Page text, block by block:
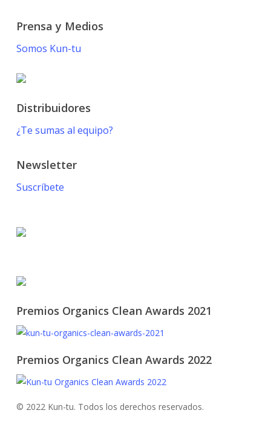
Prensa y Medios
Somos Kun-tu
Distribuidores
¿Te sumas al equipo?
Newsletter
Suscríbete
Premios Organics Clean Awards 2021
Premios Organics Clean Awards 2022
© 2022 Kun-tu. Todos los derechos reservados.